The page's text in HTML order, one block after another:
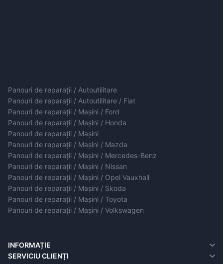
Panouri de reparații / Autoutilitare
Panouri de reparații / Autoutilitare / Fiat
Panouri de reparații / Mașini / Ford
Panouri de reparații / Mașini / Honda
Panouri de reparații / Mașini
Panouri de reparații / Mașini / Mazda
Panouri de reparații / Mașini / Mercedes-Benz
Panouri de reparații / Mașini / Nissan
Panouri de reparații / Mașini / Opel Vauxhall
Panouri de reparații / Mașini / Skoda
Panouri de reparații / Mașini / Toyota
Panouri de reparații / Mașini / Volkswagen
INFORMAȚIE
Despre noi
SERVICIU CLIENȚI